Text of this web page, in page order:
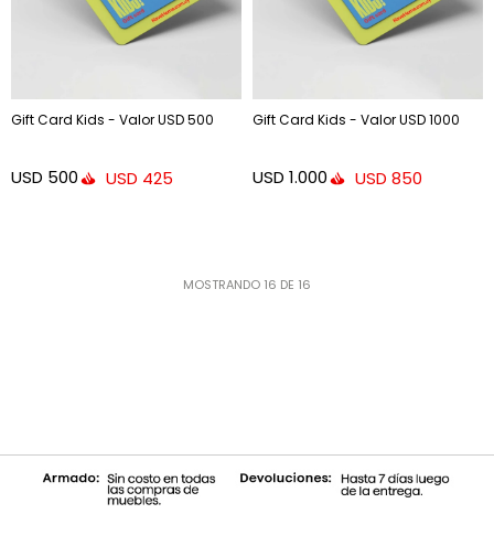
Gift Card Kids - Valor USD 500
USD 500 USD 425
Gift Card Kids - Valor USD 1000
USD 1.000 USD 850
MOSTRANDO 16 DE 16